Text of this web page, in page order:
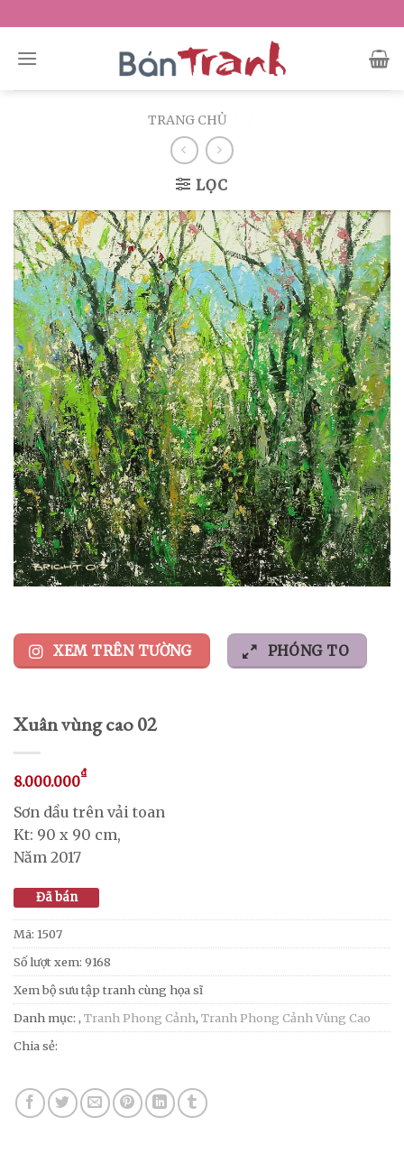
to
content
TRANG CHỦ
LỌC
XEM TRÊN TƯỜNG PHÓNG TO
Xuân vùng cao 02
8.000.000₫
Sơn dầu trên vải toan
Kt: 90 x 90 cm,
Năm 2017
Đã bán
Mã: 1507
Số lượt xem: 9168
Xem bộ sưu tập tranh cùng họa sĩ
Danh mục: , Tranh Phong Cảnh, Tranh Phong Cảnh Vùng Cao
Chia sẻ: